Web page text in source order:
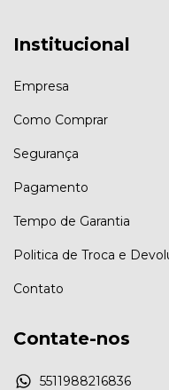
Institucional
Empresa
Como Comprar
Segurança
Pagamento
Tempo de Garantia
Politica de Troca e
Contato
Contate-nos
5511988216836